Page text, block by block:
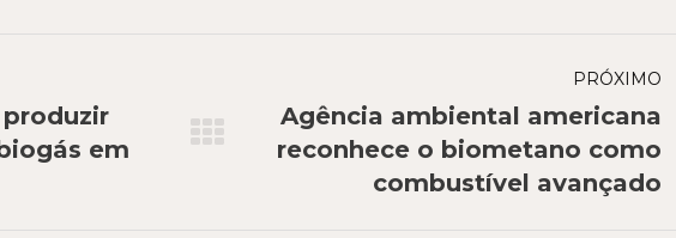
em
PRÓXIMO
Próximo
Agência ambiental americana
reconhece o biometano como
combustível avançado